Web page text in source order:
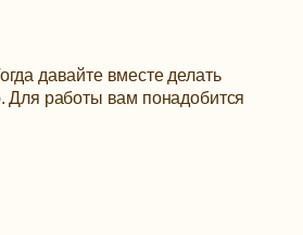
давайте вместе делать
Для работы вам понадобится